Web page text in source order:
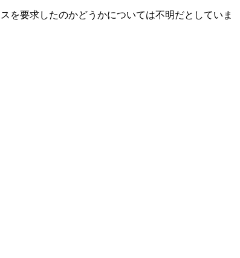
を要求したのかどうかについては不明だとしていま